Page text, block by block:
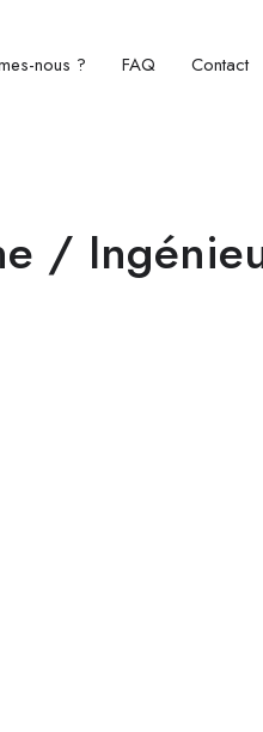
nous ? FAQ Contact
/